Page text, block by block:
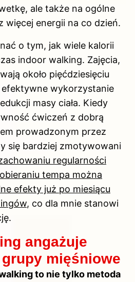
ale także na ogólne
więcej energii na co dzień.
o tym, jak wiele kalorii
indoor walking. Zajęcia,
około pięćdziesięciu
wykorzystanie
masy ciała. Kiedy
ćwiczeń z dobrą
prowadzonym przez
się bardziej zmotywowani
regularności
tempa można
efekty już po miesiącu
, co dla mnie stanowi
angażuje
mięśniowe
to nie tylko metoda